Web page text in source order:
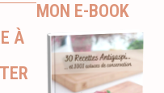
À
MON E-BOOK